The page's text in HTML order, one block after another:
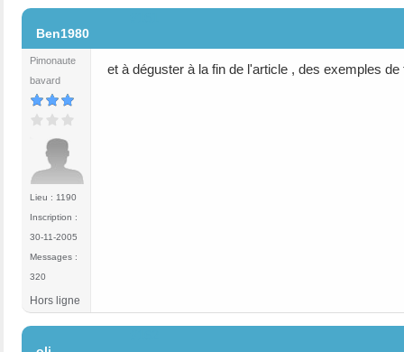
Ben1980
Pimonaute
bavard
Lieu : 1190
Inscription :
30-11-2005
Messages :
320
et à déguster à la fin de l'article , des exemples
Hors ligne